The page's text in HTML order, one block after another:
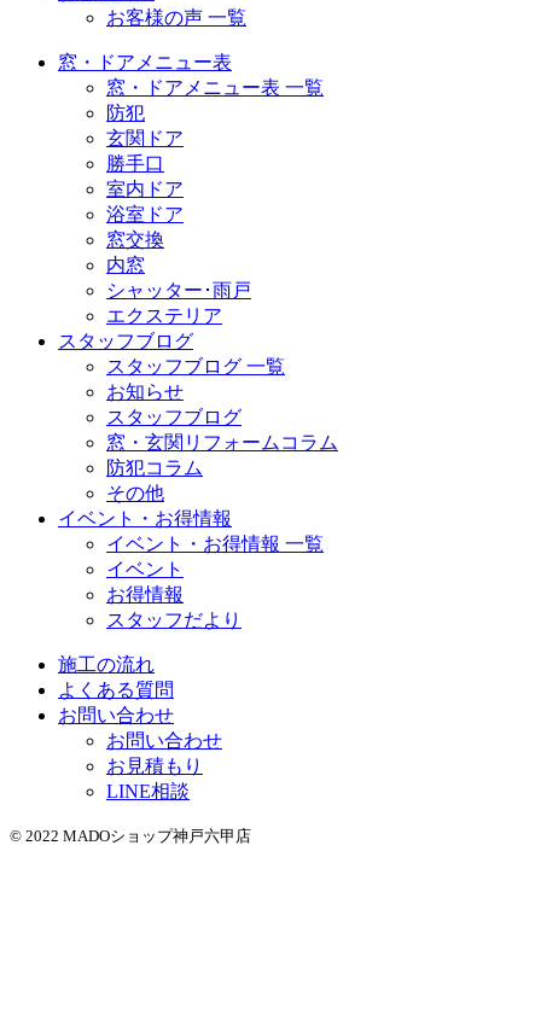
お客様の声 一覧
窓・ドアメニュー表
窓・ドアメニュー表 一覧
防犯
玄関ドア
勝手口
室内ドア
浴室ドア
窓交換
内窓
シャッター･雨戸
エクステリア
スタッフブログ
スタッフブログ 一覧
お知らせ
スタッフブログ
窓・玄関リフォームコラム
防犯コラム
その他
イベント・お得情報
イベント・お得情報 一覧
イベント
お得情報
スタッフだより
施工の流れ
よくある質問
お問い合わせ
お問い合わせ
お見積もり
LINE相談
© 2022 MADOショップ神戸六甲店